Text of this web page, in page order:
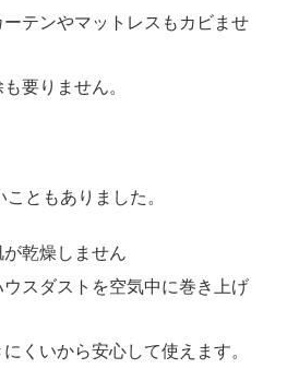
テンやマットレスもカビませ
要りません。
ともありました。
乾燥しません
スダストを空気中に巻き上げ
くいから安心して使えます。